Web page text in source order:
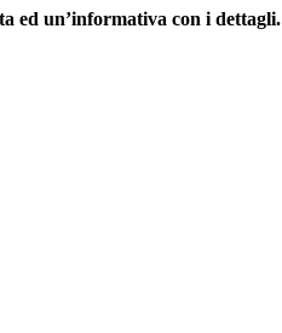
ed un’informativa con i dettagli.